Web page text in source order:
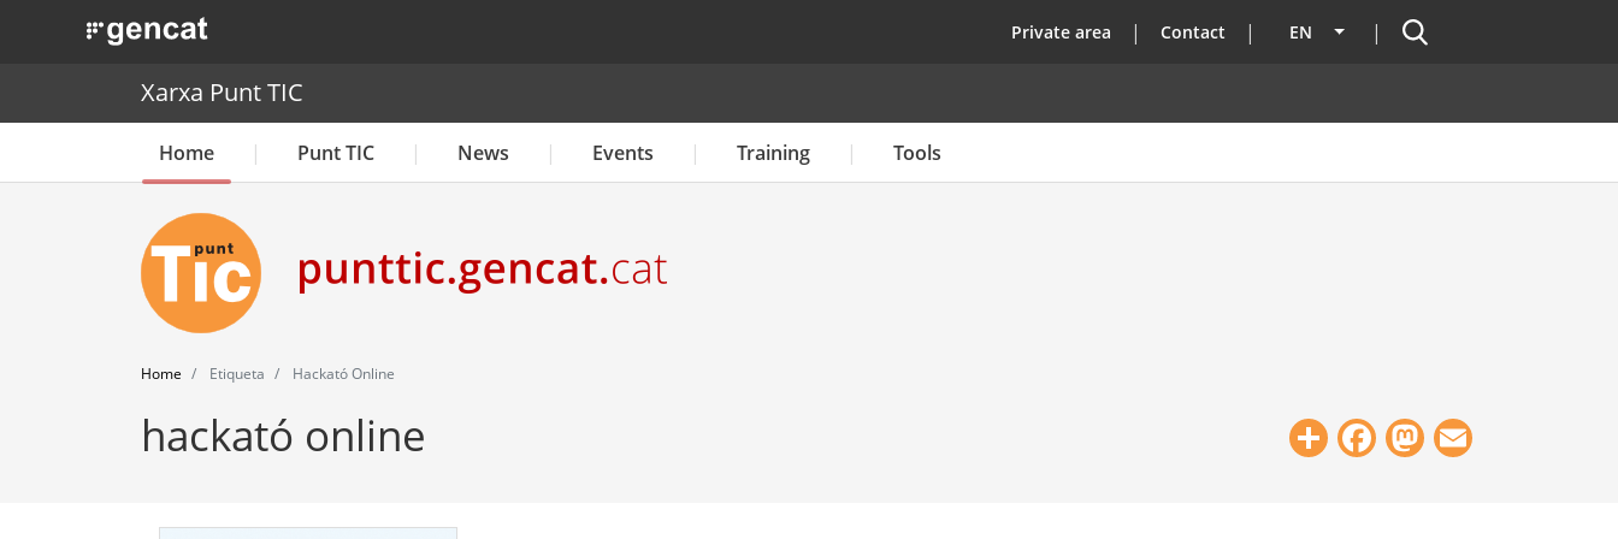
. Obre en una nova finestra. top
Private area Contact EN List additional actions
Search
Xarxa Punt TIC
Home Punt TIC News Events Training Tools
Home Etiqueta Hackató Online
hackató online ShareFacebook
Mastodon